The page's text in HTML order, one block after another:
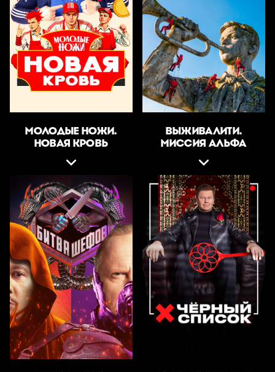
МОЛОДЫЕ НОЖИ.
НОВАЯ КРОВЬ
ВЫЖИВАЛИТИ.
МИССИЯ АЛЬФА